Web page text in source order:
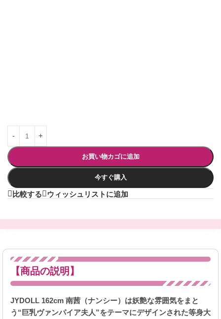
お買い物カゴに追加
今すぐ購入
比較する ウィッシュリストに追加
【商品の説明】
JYDOLL 162cm 南茜（ナンシー）は妖艶な雰囲気をまと
う“巨乳ヴァンパイア夫人”をテーマにデザインされた等身大